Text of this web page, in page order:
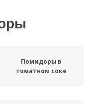
Помидоры в
томатном соке